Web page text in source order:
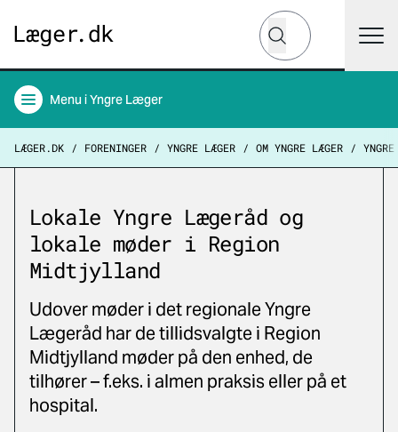
Hvad leder du efter?
Søg
Menu i Yngre Læger
LÆGER.DK FORENINGER YNGRE LÆGER OM YNGRE LÆGER
Lokale Yngre Lægeråd og
lokale møder i Region
Midtjylland
Udover møder i det regionale Yngre
Lægeråd har de tillidsvalgte i Region
Midtjylland møder på den enhed, de
tilhører – f.eks. i almen praksis eller på et
hospital.